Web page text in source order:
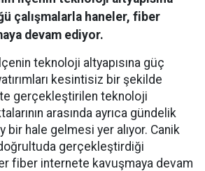
çalışmalarla haneler, fiber
devam ediyor.
teknoloji altyapısına güç
kesintisiz bir şekilde
gerçekleştirilen teknoloji
arasında ayrıca gündelik
bir hale gelmesi yer alıyor. Canik
gerçekleştirdiği
fiber internete kavuşmaya devam